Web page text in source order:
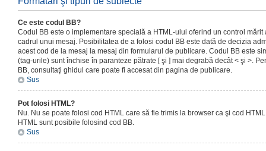
Ce este codul BB?
Codul BB este o implementare specială a HTML-ului oferind un control
cadrul unui mesaj. Posibilitatea de a folosi codul BB este dată de decizia
acest cod de la mesaj la mesaj din formularul de publicare. Codul BB este
(tag-urile) sunt închise în paranteze pătrate [ şi ] mai degrabă decât < şi >.
BB, consultaţi ghidul care poate fi accesat din pagina de publicare.
Sus
Pot folosi HTML?
Nu. Nu se poate folosi cod HTML care să fie trimis la browser ca şi cod
HTML sunt posibile folosind cod BB.
Sus